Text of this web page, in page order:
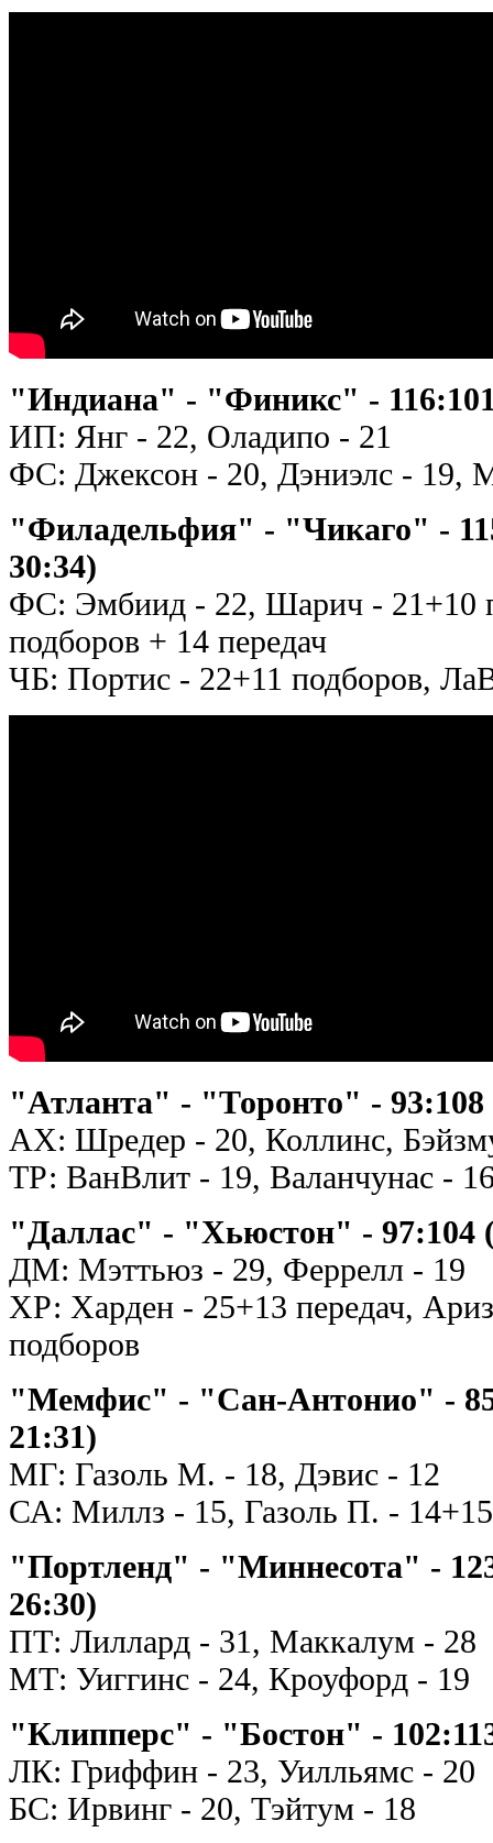
"Индиана" - "Финикс" - 116:101
ИП: Янг - 22, Оладипо - 21
ФС: Джексон - 20, Дэниэлс - 19,
"Филадельфия" - "Чикаго" -
30:34)
ФС: Эмбиид - 22, Шарич - 21+10
подборов + 14 передач
ЧБ: Портис - 22+11 подборов,
"Атланта" - "Торонто" - 93:108
АХ: Шредер - 20, Коллинс,
ТР: ВанВлит - 19, Валанчунас -
"Даллас" - "Хьюстон" - 97:104
ДМ: Мэттьюз - 29, Феррелл - 19
ХР: Харден - 25+13 передач,
подборов
"Мемфис" - "Сан-Антонио" -
21:31)
МГ: Газоль М. - 18, Дэвис - 12
СА: Миллз - 15, Газоль П. -
"Портленд" - "Миннесота" -
26:30)
ПТ: Лиллард - 31, Маккалум - 28
МТ: Уиггинс - 24, Кроуфорд - 19
"Клипперс" - "Бостон" -
ЛК: Гриффин - 23, Уилльямс - 20
БС: Ирвинг - 20, Тэйтум - 18